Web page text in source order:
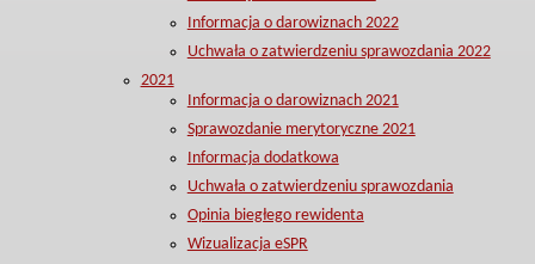
Informacja o darowiznach 2022
Uchwała o zatwierdzeniu sprawozdania 2022
2021
Informacja o darowiznach 2021
Sprawozdanie merytoryczne 2021
Informacja dodatkowa
Uchwała o zatwierdzeniu sprawozdania
Opinia biegłego rewidenta
Wizualizacja eSPR